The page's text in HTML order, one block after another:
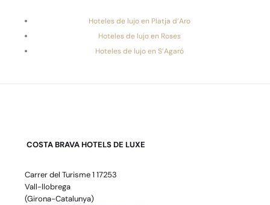
Hoteles de lujo en Platja d’Aro
Hoteles de lujo en Roses
Hoteles de lujo en S’Agaró
COSTA BRAVA HOTELS DE LUXE
Carrer del Turisme 1 17253
Vall-llobrega
(Girona-Catalunya)